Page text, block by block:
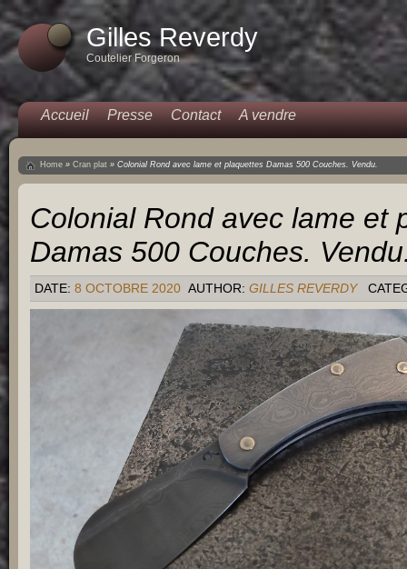
Gilles Reverdy
Coutelier Forgeron
Accueil Presse Contact A vendre
Home » Cran plat » Colonial Rond avec lame et plaquettes Damas 500 Couches. Vendu.
Colonial Rond avec lame et
Damas 500 Couches.
DATE: 8 OCTOBRE 2020 AUTHOR: GILLES REVERDY